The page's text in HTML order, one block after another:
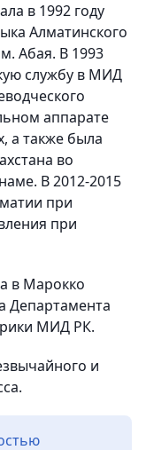
в 1992 году
Алматинского
Абая. В 1993
службу в МИД
аппарате
а также была
во
В 2012-2015
при
при
в Марокко
Департамента
МИД РК.
и